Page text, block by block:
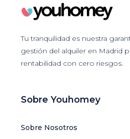
Tu tranquilidad es nuestra
gestión del alquiler en Madrid
rentabilidad con cero riesgos.
Sobre Youhomey
Sobre Nosotros